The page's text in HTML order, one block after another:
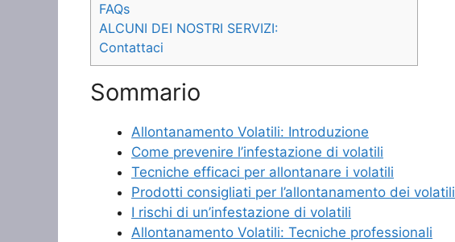
FAQs
ALCUNI DEI NOSTRI SERVIZI:
Contattaci
Sommario
Allontanamento Volatili: Introduzione
Come prevenire l’infestazione di volatili
Tecniche efficaci per allontanare i volatili
Prodotti consigliati per l’allontanamento dei volatili
I rischi di un’infestazione di volatili
Allontanamento Volatili: Tecniche professionali